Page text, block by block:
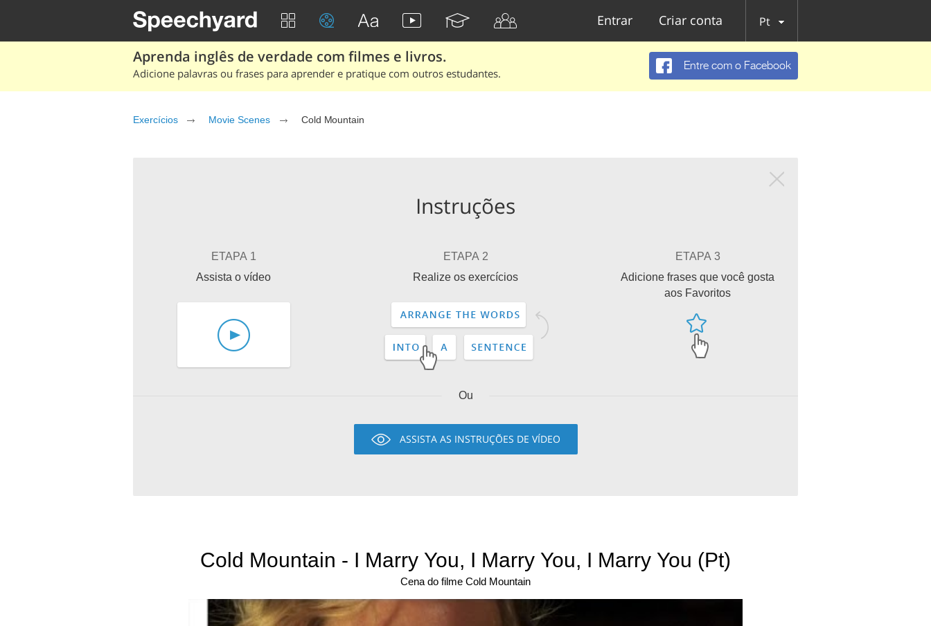
Entrar Criar conta Pt
Aprenda inglês de verdade com filmes e livros.
Adicione palavras ou frases para aprender e pratique com outros estudantes.
Entre com o Facebook
Exercícios Movie Scenes Cold Mountain
Instruções
ETAPA 1
Assista o vídeo
ETAPA 2
Realize os exercícios
ETAPA 3
Adicione frases que você gosta
aos Favoritos
Ou
ASSISTA AS INSTRUÇÕES DE VÍDEO
Cold Mountain - I Marry You, I Marry You, I Marry You (Pt)
Cena do filme Cold Mountain